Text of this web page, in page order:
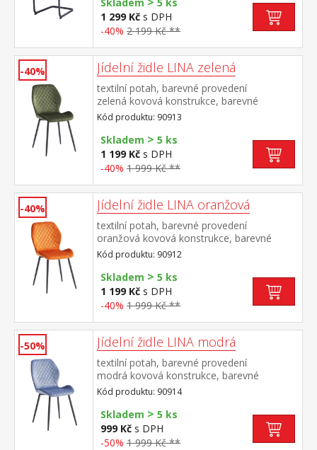
1 299 Kč s DPH
-40% 2 199 Kč **
-40% Jídelní židle LINA zelená
textilní potah, barevné provedení
zelená kovová konstrukce, barevné
provedení černá výška sedu 50
cm doporučená nosnost do 120 kg
Kód produktu: 90913
Skladem > 5 ks
1 199 Kč s DPH
-40% 1 999 Kč **
-40% Jídelní židle LINA oranžová
textilní potah, barevné provedení
oranžová kovová konstrukce, barevné
provedení černá výška sedu 50
cm doporučená nosnost do 120 kg
Kód produktu: 90912
Skladem > 5 ks
1 199 Kč s DPH
-40% 1 999 Kč **
-50% Jídelní židle LINA modrá
textilní potah, barevné provedení
modrá kovová konstrukce, barevné
provedení černá výška sedu 50
cm doporučená nosnost do 120 kg
Kód produktu: 90914
Skladem > 5 ks
999 Kč s DPH
-50% 1 999 Kč **